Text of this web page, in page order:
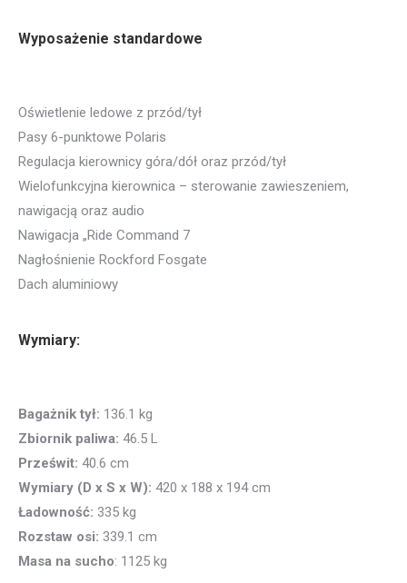
Wyposażenie standardowe
Oświetlenie ledowe z przód/tył
Pasy 6-punktowe Polaris
Regulacja kierownicy góra/dół oraz przód/tył
Wielofunkcyjna kierownica – sterowanie zawieszeniem,
nawigacją oraz audio
Nawigacja „Ride Command 7
Nagłośnienie Rockford Fosgate
Dach aluminiowy
Wymiary:
Bagażnik tył: 136.1 kg
Zbiornik paliwa: 46.5 L
Prześwit: 40.6 cm
Wymiary (D x S x W): 420 x 188 x 194 cm
Ładowność: 335 kg
Rozstaw osi: 339.1 cm
Masa na sucho: 1125 kg